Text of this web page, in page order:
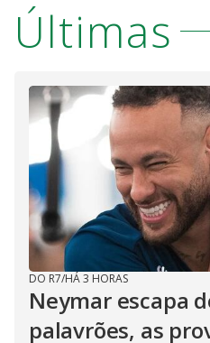
Últimas
DO R7/HÁ 3 HORAS
Neymar escapa
palavrões, as